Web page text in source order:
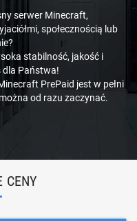
serwer Minecraft,
społecznością lub
stabilność, jakość i
dla Państwa!
PrePaid jest w pełni
od razu zaczynać.
CENY